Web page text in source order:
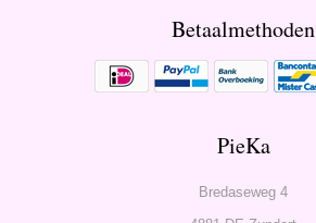
Betaalmethoden
PieKa
Bredaseweg 4